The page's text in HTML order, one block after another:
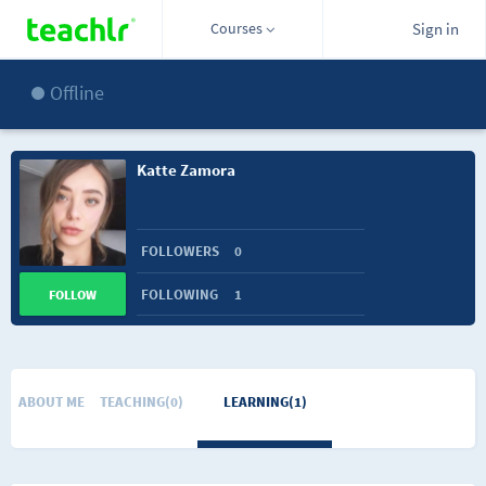
Courses Sign in
Offline
Katte Zamora
FOLLOWERS 0
FOLLOWING 1
FOLLOW
ABOUT ME TEACHING(0) LEARNING(1)